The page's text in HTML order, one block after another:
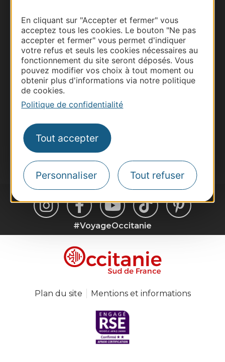
En cliquant sur "Accepter et fermer" vous
acceptez tous les cookies. Le bouton "Ne pas
accepter et fermer" vous permet d'indiquer
votre refus et seuls les cookies nécessaires au
fonctionnement du site seront déposés. Vous
pouvez modifier vos choix à tout moment ou
obtenir plus d'informations via notre politique
de cookies.
Politique de confidentialité
Tout accepter
Personnaliser Tout refuser
Thermalisme
Business/Mice
Pros d'Occitanie
Site presse et d'influence
Voyagistes
Destination Sport
Destination Occitanie pour recevoir des
suggestions de séjours, de visites et de sorties.
Je m'abonne
#VoyageOccitanie
Plan du site Mentions et informations